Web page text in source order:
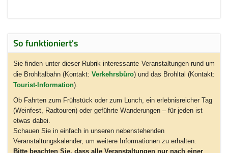
So funktioniert's
Sie finden unter dieser Rubrik interessante Veranstaltungen rund um
die Brohltalbahn (Kontakt: Verkehrsbüro) und das Brohltal (Kontakt:
Tourist-Information).
Ob Fahrten zum Frühstück oder zum Lunch, ein erlebnisreicher Tag
(Weinfest, Radtouren) oder geführte Wanderungen – für jeden ist
etwas dabei.
Schauen Sie in einfach in unseren nebenstehenden
Veranstaltungskalender, um weitere Informationen zu erhalten.
Bitte beachten Sie, dass alle Veranstaltungen nur nach einer